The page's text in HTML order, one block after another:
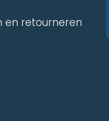
en retourneren